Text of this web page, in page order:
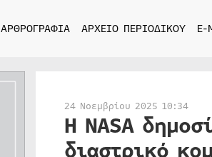
ΑΡΘΡΟΓΡΑΦΙΑ ΑΡΧΕΙΟ ΠΕΡΙΟΔΙΚΟΥ E-
24 Νοεμβρίου 2025 10:34
Η NASA